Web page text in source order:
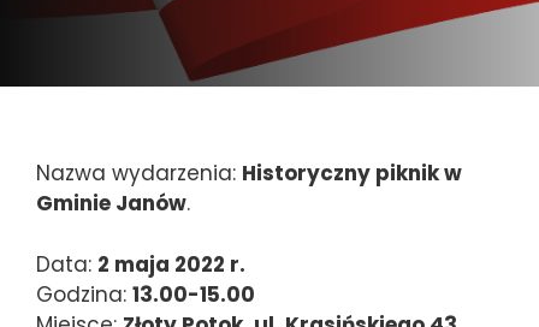
Nazwa wydarzenia: Historyczny piknik w
Gminie Janów.
Data: 2 maja 2022 r.
Godzina: 13.00-15.00